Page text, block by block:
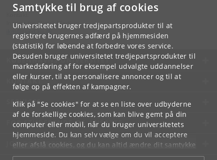
Samtykke til brug af cookies
Universitetet bruger tredjepartsprodukter til at
registrere brugernes adfærd på hjemmesiden
(statistik) for løbende at forbedre vores service.
Desuden bruger universitetet tredjepartsprodukter til
markedsføring af for eksempel udvalgte uddannelser
eller kurser, til at personalisere annoncer og til at
følge op på effekten af kampagner.
Klik på "Se cookies" for at se en liste over udbyderne
af de forskellige cookies, som kan blive gemt på din
computer eller mobil, når du bruger universitetets
hjemmeside. Du kan selv vælge om du vil acceptere
eller afslå cookies, og du kan altid ændre dit samtykke
underCookie- og privatlivspolitiksom du finder i
Institut for Klinisk Medicin
KØBENHAVNS UNIVERSITET
KONTAKT
SERVICES
FOR STUDERENDE OG ANSATTE
JOB OG KARRIERE